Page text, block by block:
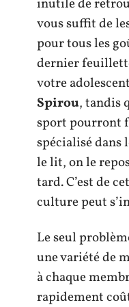
inutile de
vous suffit de
pour tous les
dernier
votre
Spirou, tandis
sport pourront
spécialisé dans
le lit, on le
tard. C’est de
culture peut
Le seul
une variété de
à chaque
rapidement